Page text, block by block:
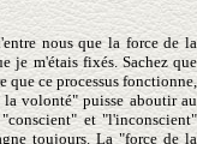
nous que la force de la
je m'étais fixés. Sachez que
que ce processus fonctionne,
volonté" puisse aboutir au
et "l'inconscient"
toujours. La "force de la